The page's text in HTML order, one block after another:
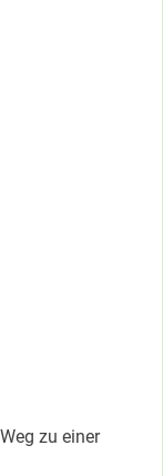
zu einer